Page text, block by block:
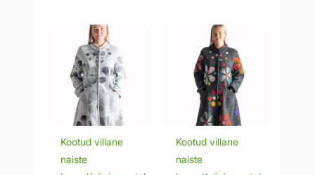
Kootud villane
naiste
Hinnavahemik:
295,00 €
kuni
320,00 €
Kootud villane
naiste
Hinnavahemik:
295,00 €
kuni
320,00 €